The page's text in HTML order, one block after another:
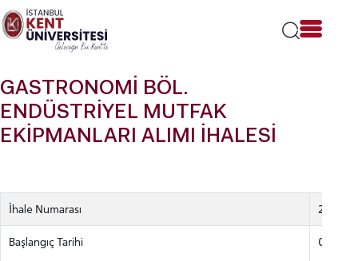
Lütfen
dikkat:
Bu
bir
erişilebilirlik
sistemi
içerir.
GASTRONOMİ BÖL.
ENDÜSTRİYEL MUTFAK
EKİPMANLARI ALIMI İHALESİ
İhale Numarası
Başlangıç Tarihi 08